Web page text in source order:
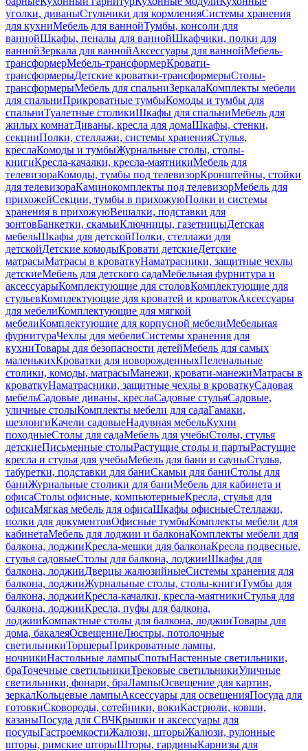
уголки, диваныСтульчики для кормленияСистемы хранения
для кухниМебель для ваннойТумбы, консоли для
ваннойШкафы, пеналы для ваннойШкафчики, полки для
ваннойЗеркала для ваннойАксессуары для ваннойМебель-
трансформерМебель-трансформерКровати-
трансформерыДетские кроватки-трансформерыСтолы-
трансформерыМебель для спальниЗеркалаКомплекты мебели
для спальниПрикроватные тумбыКомоды и тумбы для
спальниТуалетные столикиШкафы для спальниМебель для
жилых комнатДиваны, кресла для домаШкафы, стенки,
секцииПолки, стеллажи, системы храненияСтулья,
креслаКомоды и тумбыЖурнальные столы, столы-
книгиКресла-качалки, кресла-маятникиМебель для
телевизораКомоды, тумбы под телевизорКронштейны, стойки
для телевизораКаминокомплекты под телевизорМебель для
прихожейСекции, тумбы в прихожуюПолки и системы
хранения в прихожуюВешалки, подставки для
зонтовБанкетки, скамьиКлючницы, газетницыДетская
мебельШкафы для детскойПолки, стеллажи для
детскойДетские комодыКровати детскиеДетские
матрасыМатрасы в кроваткуНаматрасники, защитные чехлы
детскиеМебель для детского садаМебельная фурнитура и
аксессуарыКомплектующие для столовКомплектующие для
стульевКомплектующие для кроватей и кроватокАксессуары
для мебелиКомплектующие для мягкой
мебелиКомплектующие для корпусной мебелиМебельная
фурнитураЧехлы для мебелиСистемы хранения для
кухниТовары для безопасности детейМебель для самых
маленькихКроватки для новорожденныхПеленальные
столики, комоды, матрасыМанежи, кровати-манежиМатрасы в
кроваткуНаматрасники, защитные чехлы в кроваткуСадовая
мебельСадовые диваны, креслаСадовые стульяСадовые,
уличные столыКомплекты мебели для садаГамаки,
шезлонгиКачели садовыеНадувная мебельКухни
походныеСтолы для садаМебель для учебыСтолы, стулья
детскиеПисьменные столыРастущие столы и партыРастущие
кресла и стулья для учебыМебель для бани и сауныСтулья,
табуретки, подставки для баниСкамьи для баниСтолы для
баниЖурнальные столики для баниМебель для кабинета и
офисаСтолы офисные, компьютерныеКресла, стулья для
офисаМягкая мебель для офисаШкафы офисныеСтеллажи,
полки для документовОфисные тумбыКомплекты мебели для
кабинетаМебель для лоджии и балконаКомплекты мебели для
балкона, лоджииКресла-мешки для балконаКресла подвесные,
стулья садовыеСтолы для балкона, лоджииШкафы для
балкона, лоджииДверцы жалюзийныеСистемы хранения для
балкона, лоджииЖурнальные столы, столы-книгиТумбы для
балкона, лоджииКресла-качалки, кресла-маятникиСтулья для
балкона, лоджииКресла, пуфы для балкона,
лоджииКомпактные столы для балкона, лоджииТовары для
дома, бакалеяОсвещениеЛюстры, потолочные
светильникиТоршерыПрикроватные лампы,
ночникиНастольные лампыСпотыНастенные светильники,
браТочечные светильникиТрековые светильникиУличные
светильники, фонари, браЛампыОсвещение для картин,
зеркалКольцевые лампыАксессуары для освещенияПосуда для
готовкиСковороды, сотейники, вокиКастрюли, ковши,
казаныПосуда для СВЧКрышки и аксессуары для
посудыГастроемкостиЖалюзи, шторыЖалюзи, рулонные
шторы, римские шторыШторы, гардиныКарнизы для